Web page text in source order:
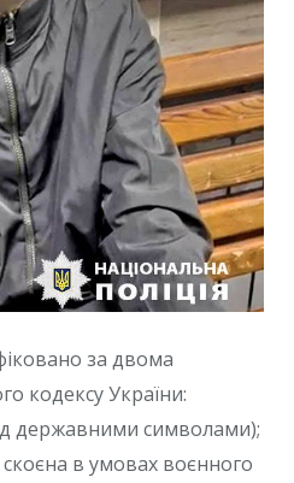
за двома
кодексу України:
державними символами);
скоєна в умовах воєнного